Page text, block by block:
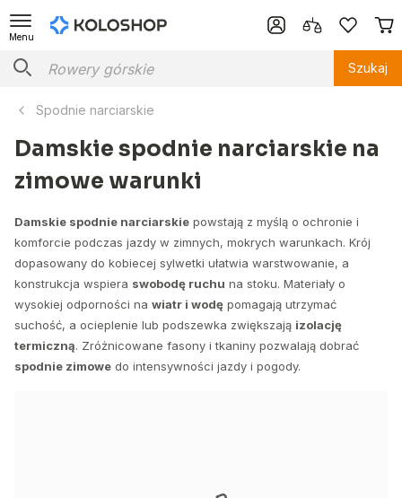
Menu
Szukaj
Spodnie narciarskie
Damskie spodnie narciarskie na
zimowe warunki
Damskie spodnie narciarskie powstają z myślą o ochronie i
komforcie podczas jazdy w zimnych, mokrych warunkach. Krój
dopasowany do kobiecej sylwetki ułatwia warstwowanie, a
konstrukcja wspiera swobodę ruchu na stoku. Materiały o
wysokiej odporności na wiatr i wodę pomagają utrzymać
suchość, a ocieplenie lub podszewka zwiększają izolację
termiczną. Zróżnicowane fasony i tkaniny pozwalają dobrać
spodnie zimowe do intensywności jazdy i pogody.